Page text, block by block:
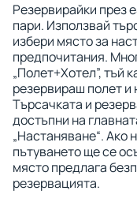
Резервирайки през
пари. Използвай
избери място за
предпочитания.
„Полет+Хотел”, тъй
резервираш полет
Търсачката и
достъпни на
„Настаняване“. Ако
пътуването ще се
място предлага
резервацията.